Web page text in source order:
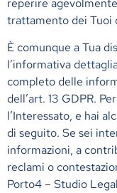
reperire
trattamento dei Tuoi
È comunque a Tua
l’informativa
completo delle
dell’art. 13 GDPR.
l’Interessato, e hai
di seguito. Se sei
informazioni, a
reclami o
Porto4 – Studio